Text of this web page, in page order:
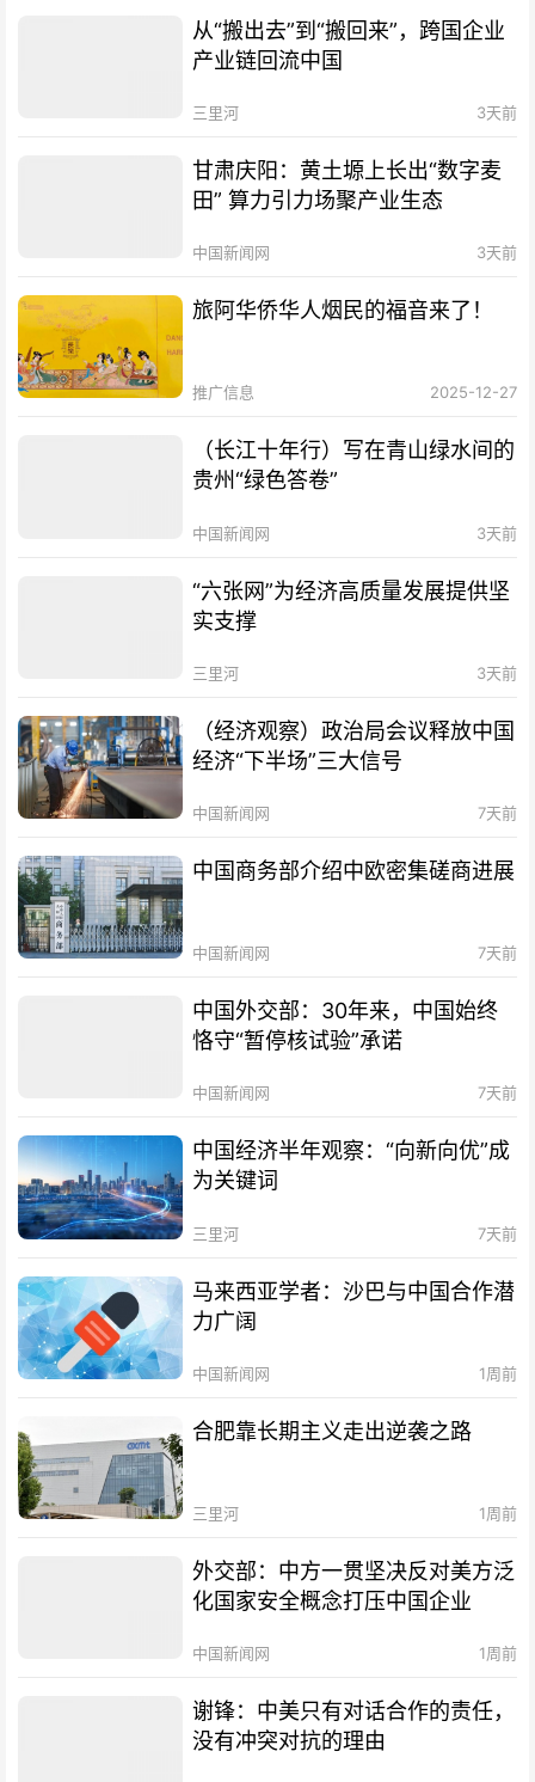
从“搬出去”到“搬回来”，跨国企业
产业链回流中国
三里河 3天前
甘肃庆阳：黄土塬上长出“数字麦
田” 算力引力场聚产业生态
中国新闻网 3天前
旅阿华侨华人烟民的福音来了！
推广信息 2025-12-27
（长江十年行）写在青山绿水间的
贵州“绿色答卷”
中国新闻网 3天前
“六张网”为经济高质量发展提供坚
实支撑
三里河 3天前
（经济观察）政治局会议释放中国
经济“下半场”三大信号
中国新闻网 7天前
中国商务部介绍中欧密集磋商进展
中国新闻网 7天前
中国外交部：30年来，中国始终
恪守“暂停核试验”承诺
中国新闻网 7天前
中国经济半年观察：“向新向优”成
为关键词
三里河 7天前
马来西亚学者：沙巴与中国合作潜
力广阔
中国新闻网 1周前
合肥靠长期主义走出逆袭之路
三里河 1周前
外交部：中方一贯坚决反对美方泛
化国家安全概念打压中国企业
中国新闻网 1周前
谢锋：中美只有对话合作的责任，
没有冲突对抗的理由